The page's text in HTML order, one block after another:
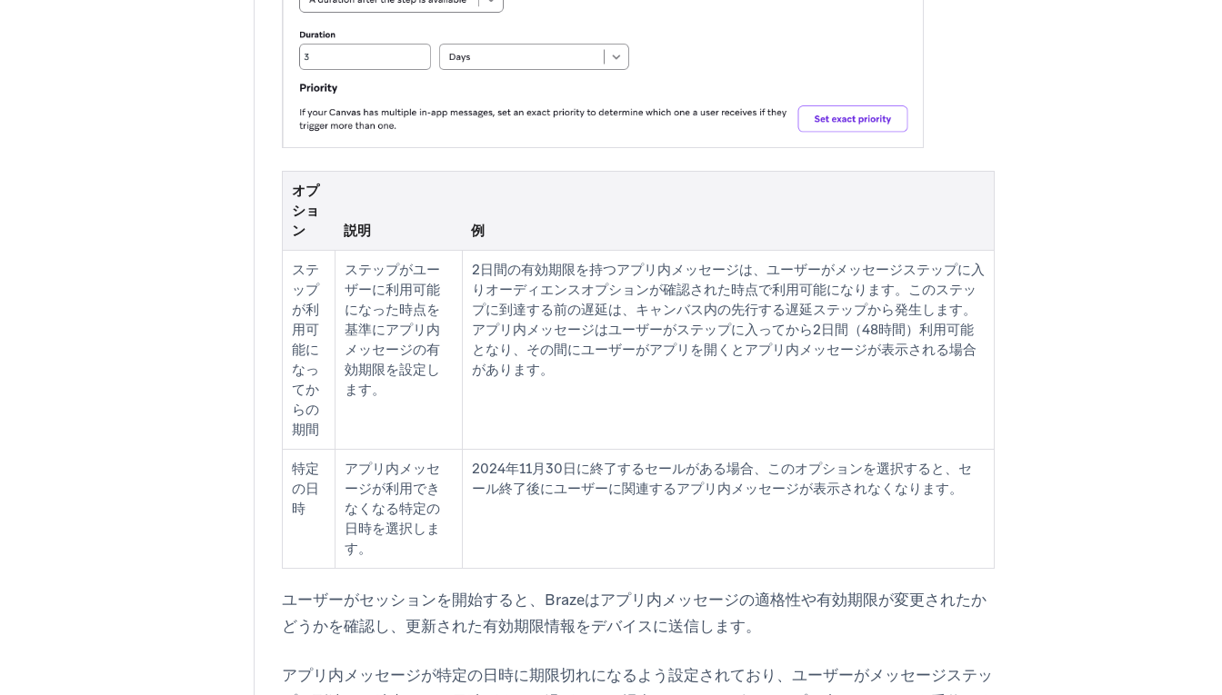
オプ
ショ
ン
説明 例
ステ
ップ
が利
用可
能に
なっ
てか
らの
期間
ステップがユー
ザーに利用可能
になった時点を
基準にアプリ内
メッセージの有
効期限を設定し
ます。
2日間の有効期限を持つアプリ内メッセージは、ユーザーがメッセージステップに入
りオーディエンスオプションが確認された時点で利用可能になります。このステッ
プに到達する前の遅延は、キャンバス内の先行する遅延ステップから発生します。
アプリ内メッセージはユーザーがステップに入ってから2日間（48時間）利用可能
となり、その間にユーザーがアプリを開くとアプリ内メッセージが表示される場合
があります。
特定
の日
時
アプリ内メッセ
ージが利用でき
なくなる特定の
日時を選択しま
す。
2024年11月30日に終了するセールがある場合、このオプションを選択すると、セ
ール終了後にユーザーに関連するアプリ内メッセージが表示されなくなります。
ユーザーがセッションを開始すると、Brazeはアプリ内メッセージの適格性や有効期限が変更されたか
どうかを確認し、更新された有効期限情報をデバイスに送信します。
アプリ内メッセージが特定の日時に期限切れになるよう設定されており、ユーザーがメッセージステッ